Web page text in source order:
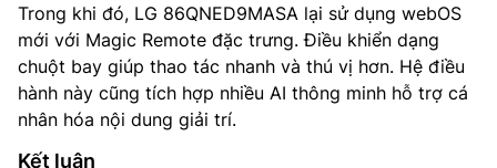
Trong khi đó, LG 86QNED9MASA lại sử dụng webOS
mới với Magic Remote đặc trưng. Điều khiển dạng
chuột bay giúp thao tác nhanh và thú vị hơn. Hệ điều
hành này cũng tích hợp nhiều AI thông minh hỗ trợ cá
nhân hóa nội dung giải trí.
Kết luận